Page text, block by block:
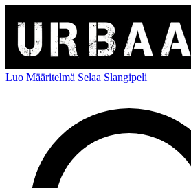
Luo Määritelmä Selaa Slangipeli